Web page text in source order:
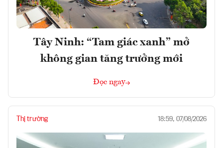
Tây Ninh: “Tam giác xanh” mở
không gian tăng trưởng mới
Đọc ngay
Thị trường 18:59, 07/08/2026